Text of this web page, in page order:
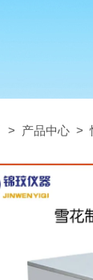
> 产品中心 >